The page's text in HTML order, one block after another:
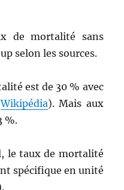
de mortalité sans
selon les sources.
est de 30 % avec
Wikipédia). Mais aux
%.
le taux de mortalité
spécifique en unité